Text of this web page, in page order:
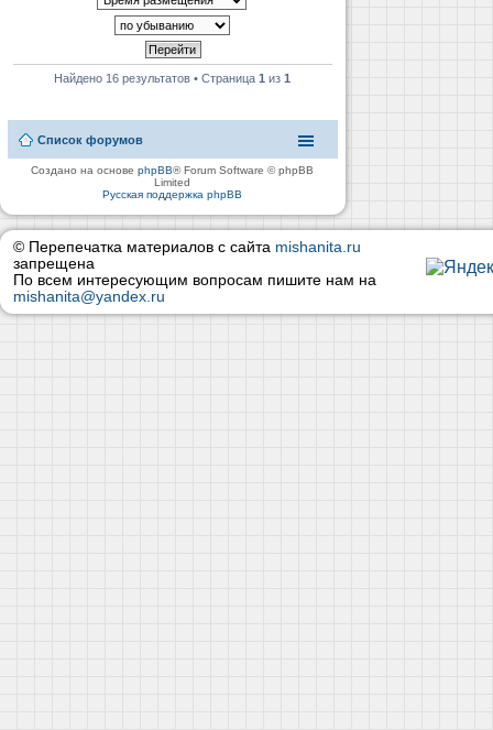
Найдено 16 результатов • Страница1 из1
Список форумов
Создано на основеphpBB® Forum Software © phpBB
Limited
Русская поддержка phpBB
© Перепечатка материалов с сайта mishanita.ru
запрещена
По всем интересующим вопросам пишите нам на
mishanita@yandex.ru